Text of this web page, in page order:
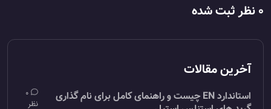
0 نظر ثبت شده
آخرین مقالات
استاندارد EN چیست و راهنمای کامل برای نام گذاری
0
نظر